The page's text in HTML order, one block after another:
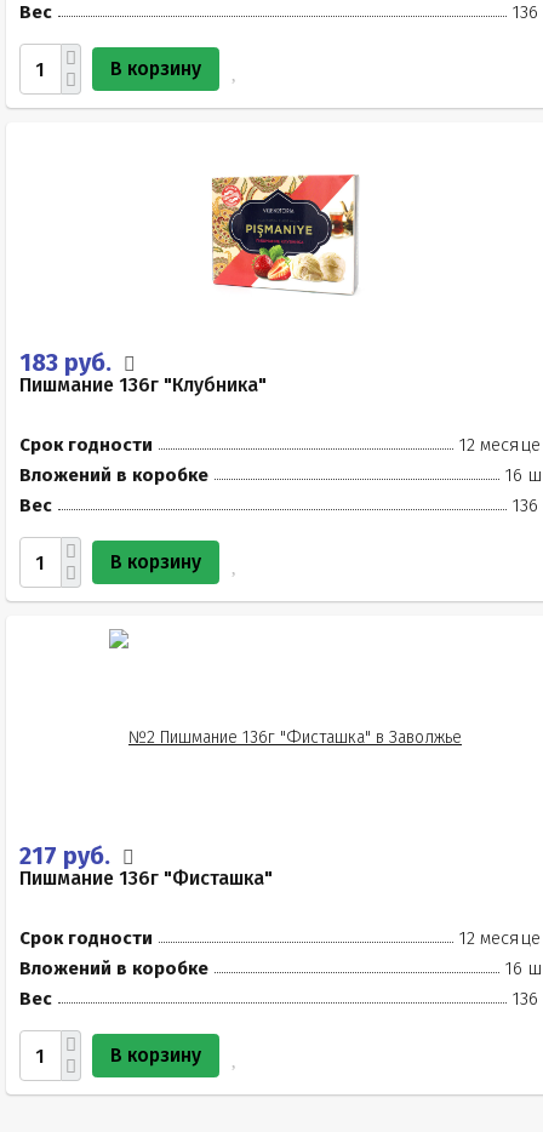
Вес
136
В корзину
183 руб.
Пишмание 136г "Клубника"
Срок годности
12
Вложений в коробке
16
Вес
136
В корзину
217 руб.
Пишмание 136г "Фисташка"
Срок годности
12
Вложений в коробке
16
Вес
136
В корзину